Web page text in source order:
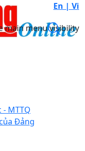
En | Vi
main menu visibility
MTTQ
Đảng